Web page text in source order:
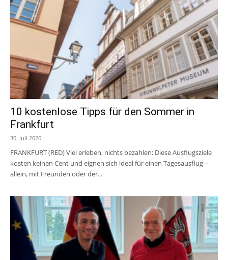
10 kostenlose Tipps für den Sommer in
Frankfurt
30. Juli 2026
FRANKFURT (RED) Viel erleben, nichts bezahlen: Diese Ausflugsziele
kosten keinen Cent und eignen sich ideal für einen Tagesausflug –
allein, mit Freunden oder der...